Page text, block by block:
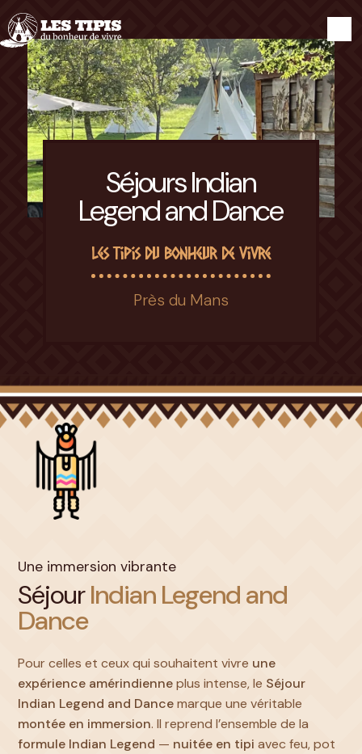
Séjours Indian
Legend and Dance
Les Tipis du Bonheur de Vivre
Près du Mans
Une immersion vibrante
SéjourIndian Legend and
Dance
Pour celles et ceux qui souhaitent vivre une
expérience amérindienneplus intense, le Séjour
Indian Legend and Dancemarque une véritable
montée en immersion. Il reprend l’ensemble de la
formule Indian Legend — nuitée en tipi avec feu, pot